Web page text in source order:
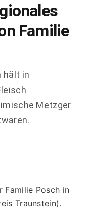
Familie
hält in
Metzger
Familie Posch in
Traunstein).